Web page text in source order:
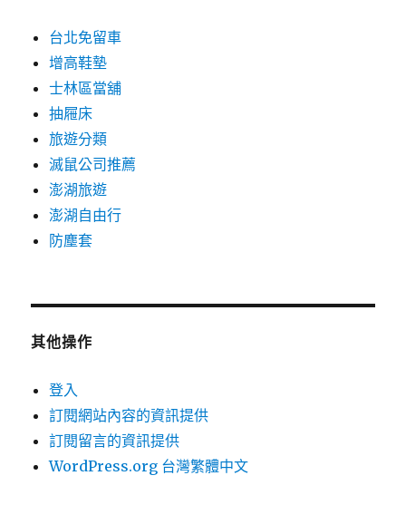
台北免留車
增高鞋墊
士林區當舖
抽屜床
旅遊分類
滅鼠公司推薦
澎湖旅遊
澎湖自由行
防塵套
其他操作
登入
訂閱網站內容的資訊提供
訂閱留言的資訊提供
WordPress.org 台灣繁體中文